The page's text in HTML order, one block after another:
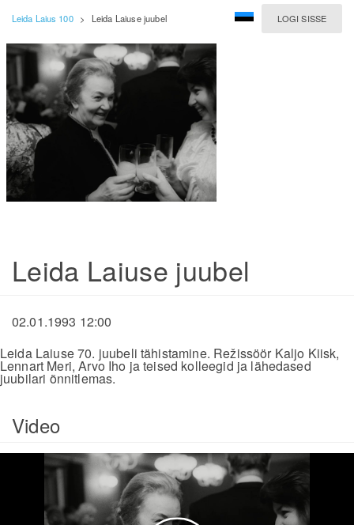
LOGI SISSE
Leida Laius 100 > Leida Laiuse juubel
Leida Laiuse juubel
02.01.1993 12:00
Leida Laiuse 70. juubeli tähistamine. Režissöör Kaljo Kiisk,
Lennart Meri, Arvo Iho ja teised kolleegid ja lähedased
juubilari õnnitlemas.
Video